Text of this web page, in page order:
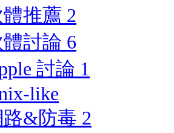
推薦 2
討論 6
討論 1
like
&防毒 2